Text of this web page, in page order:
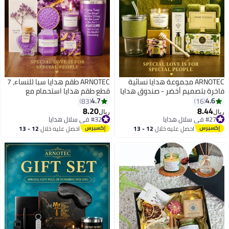
ARNOTEC مجموعة هدايا نسائية
فاخرة بتصميم أخضر - صندوق هدايا
للاسترخاء بالعلاج العطري، يتضمن
شموع العلاج العطري، عسل، صابون،
كريم يد، كوب ماء زجاجي، منشفة -
أفضل هدية لأعياد الميلاد، الذكرى
السنوية والعطلات
4.6
16
ريال8.44
#27 في سلال هدايا
#27 في سلال هدايا احصل عليه خلال 12 - 13
ARNOTEC طقم هدايا سبا للنساء، 7
قطع طقم هدايا استحمام مع
صندوق هدايا، هدايا سبا للاعتناء
بالنفس برائحة اللافندر، طقم هدايا
سبا للاسترخاء، طقم هدايا سبا فاخر
لعيد الميلاد للأم، الزوجة، الأخت،
أفضل صديقة، هدايا للنساء
4.7
83
ريال8.20
#32 في سلال هدايا
#32 في سلال هدايا احصل عليه خلال 12 - 13